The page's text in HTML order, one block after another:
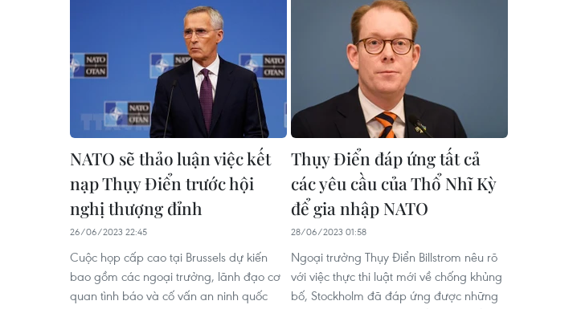
NATO sẽ thảo luận việc kết
nạp Thụy Điển trước hội
nghị thượng đỉnh
26/06/2023 22:45
Cuộc họp cấp cao tại Brussels dự kiến
bao gồm các ngoại trưởng, lãnh đạo cơ
quan tình báo và cố vấn an ninh quốc
Thụy Điển đáp ứng tất cả
các yêu cầu của Thổ Nhĩ Kỳ
để gia nhập NATO
28/06/2023 01:58
Ngoại trưởng Thụy Điển Billstrom nêu rõ
với việc thực thi luật mới về chống khủng
bố, Stockholm đã đáp ứng được những